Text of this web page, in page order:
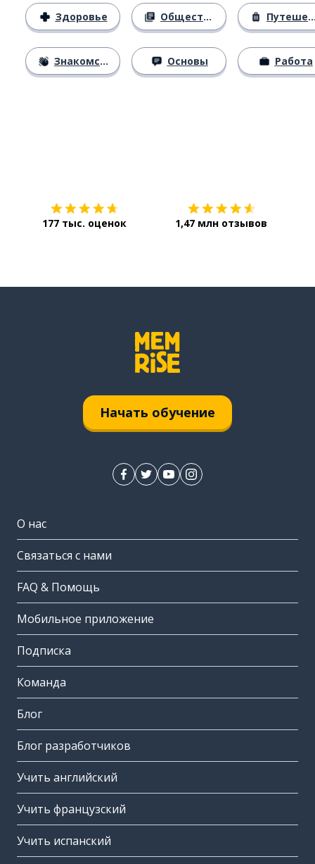
Здоровье
Знакомство
Общество
Основы
Путешествия
Работа
177 тыс. оценок 1,47 млн отзывов
Начать обучение
О нас
Связаться с нами
FAQ & Помощь
Мобильное приложение
Подписка
Команда
Блог
Блог разработчиков
Учить английский
Учить французский
Учить испанский